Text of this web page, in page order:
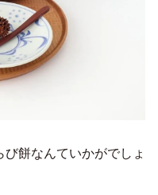
餅なんていかがでしょ